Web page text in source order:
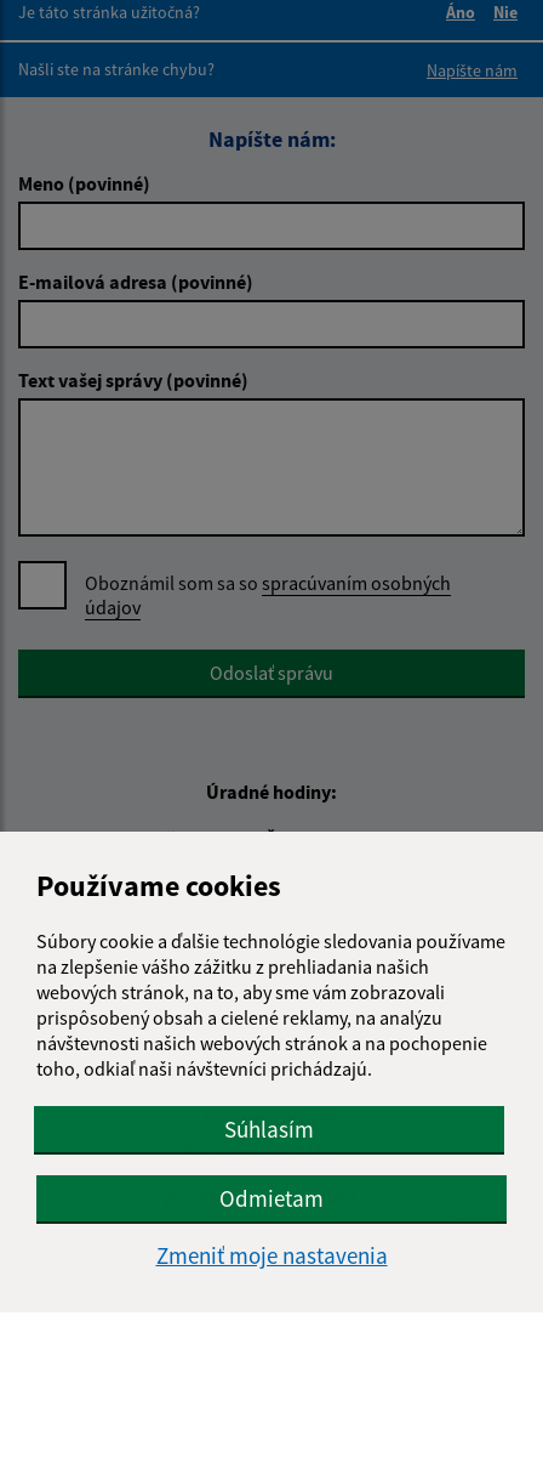
Používame cookies
Súbory cookie a ďalšie technológie sledovania používame
na zlepšenie vášho zážitku z prehliadania našich
webových stránok, na to, aby sme vám zobrazovali
prispôsobený obsah a cielené reklamy, na analýzu
návštevnosti našich webových stránok a na pochopenie
toho, odkiaľ naši návštevníci prichádzajú.
Súhlasím
Odmietam
Zmeniť moje nastavenia
Je táto stránka užitočná?
Áno
Nie
Našli ste na stránke chybu?
Napíšte nám
Napíšte nám:
Meno (povinné)
E-mailová adresa (povinné)
Text vašej správy (povinné)
Oboznámil som sa so spracúvaním osobných
údajov
Google reCaptcha ResponseOdoslať správu
Úradné hodiny:
Deň
Čas
Utorok:
07:00 - 15:00
Streda:
07:00 - 15:30
Štvrtok:
nestránkový deň
Piatok:
07:00 - 14:30
Kontakt:
Krásná Lúka 138
082 73 Šarišské Dravce
podatelna@krasnaluka.sk
+421 51 459 72 37
IČO: 00327280